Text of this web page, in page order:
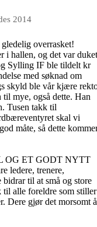
2014
overrasket!
i hallen, og det var duket
Sylling IF ble tildelt kr
med søknad om
skyld ble vår kjære
mye, også dette. Han
Tusen takk til
skal vi
måte, så dette
OG ET GODT NYTT
ledere, trenere,
til at små og store
til alle foreldre som stiller
Dere gjør det morsomt å